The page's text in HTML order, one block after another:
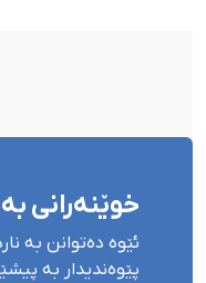
خوێنەرانی
ئێوە دەتوانن بە
پێوەندیدار بە